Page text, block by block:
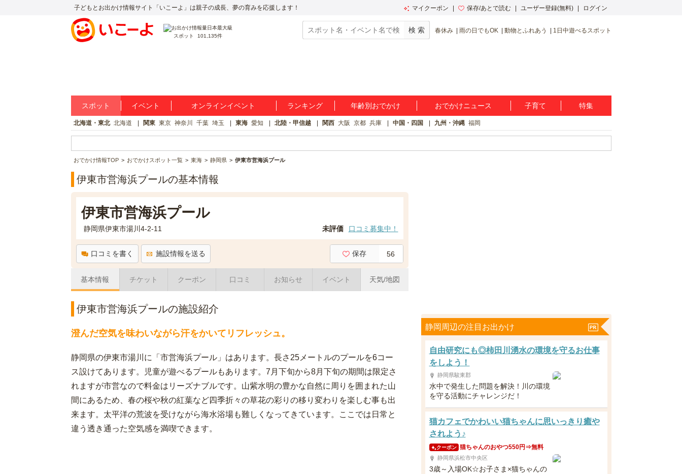
子どもとお出かけ情報サイト「いこーよ」は親子の成長、夢の育みを応援します！ マイクーポン 保存/あとで読む ユーザー登録(無料) ログイン
スポット 101,135件
春休み 雨の日でもOK 動物とふれあう 1日中遊べるスポット
スポット イベント オンラインイベント ランキング 年齢別おでかけ おでかけニュース 子育て 特集
北海道・東北 北海道 関東 東京 神奈川 千葉 埼玉 東海 愛知 北陸・甲信越 関西 大阪 京都 兵庫 中国・四国 九州・沖縄 福岡
おでかけ情報TOP おでかけスポット一覧 東海 静岡県 伊東市営海浜プール
伊東市営海浜プールの基本情報
伊東市営海浜プール
静岡県伊東市湯川4-2-11 未評価 口コミ募集中！
口コミを書く 施設情報を送る 保存 56
基本情報 チケット クーポン 口コミ お知らせ イベント 天気/地図
伊東市営海浜プールの施設紹介
澄んだ空気を味わいながら汗をかいてリフレッシュ。
静岡県の伊東市湯川に「市営海浜プール」はあります。長さ25メートルのプールを6コー
ス設けてあります。児童が遊べるプールもあります。7月下旬から8月下旬の期間は限定さ
れますが市営なので料金はリーズナブルです。山紫水明の豊かな自然に周りを囲まれた山
間にあるため、春の桜や秋の紅葉など四季折々の草花の彩りの移り変わりを楽しむ事も出
来ます。太平洋の荒波を受けながら海水浴場も難しくなってきています。ここでは日常と
違う透き通った空気感を満喫できます。
静岡周辺の注目お出かけ
自由研究にも◎柿田川湧水の環境を守るお仕事
をしよう！
静岡県駿東郡
水中で発生した問題を解決！川の環境
を守る活動にチャレンジだ！
猫カフェでかわいい猫ちゃんに思いっきり癒や
されよう♪
クーポン 猫ちゃんのおやつ550円⇒無料
静岡県浜松市中央区
3歳～入場OK☆お子さま×猫ちゃんの